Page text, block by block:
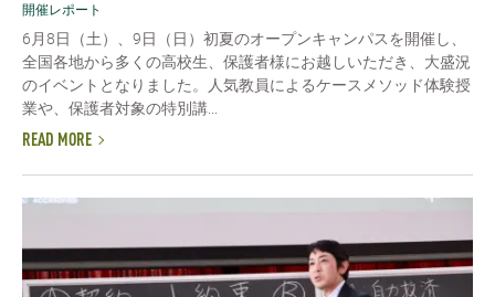
開催レポート
6月8日（土）、9日（日）初夏のオープンキャンパスを開催し、
全国各地から多くの高校生、保護者様にお越しいただき、大盛況
のイベントとなりました。人気教員によるケースメソッド体験授
業や、保護者対象の特別講...
READ MORE